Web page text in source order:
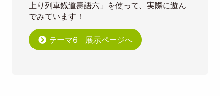
上り列車鐡道壽語六」を使って、実際に遊ん
でみています！
テーマ6 展示ページへ